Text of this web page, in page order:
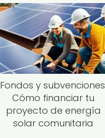
Fondos y
Cómo financiar tu
proyecto de energía
solar comunitaria